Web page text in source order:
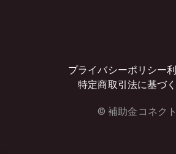
プライバシーポリシー
特定商取引法に基づ
© 補助金コネクト